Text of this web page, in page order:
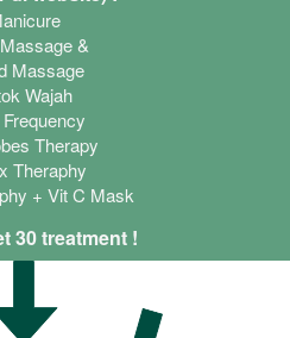
&
Massage
Wajah
Therapy
Theraphy
+ Vit C Mask
30 treatment !